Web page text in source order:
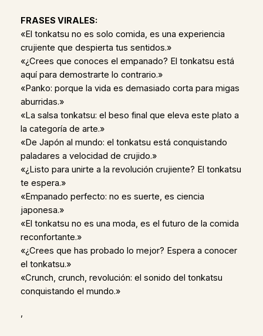
FRASES VIRALES:
«El tonkatsu no es solo comida, es una experiencia
crujiente que despierta tus sentidos.»
«¿Crees que conoces el empanado? El tonkatsu está
aquí para demostrarte lo contrario.»
«Panko: porque la vida es demasiado corta para migas
aburridas.»
«La salsa tonkatsu: el beso final que eleva este plato a
la categoría de arte.»
«De Japón al mundo: el tonkatsu está conquistando
paladares a velocidad de crujido.»
«¿Listo para unirte a la revolución crujiente? El tonkatsu
te espera.»
«Empanado perfecto: no es suerte, es ciencia
japonesa.»
«El tonkatsu no es una moda, es el futuro de la comida
reconfortante.»
«¿Crees que has probado lo mejor? Espera a conocer
el tonkatsu.»
«Crunch, crunch, revolución: el sonido del tonkatsu
conquistando el mundo.»
,